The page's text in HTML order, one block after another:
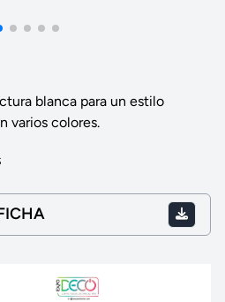
blanca para un estilo
varios colores.